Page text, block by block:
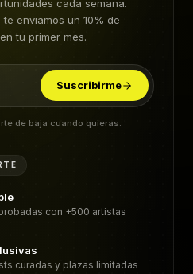
con +500 artistas
curadas y plazas limitadas
cada semana.
enviamos un 10% de
tu primer mes.
Suscribirme
de baja cuando quieras.